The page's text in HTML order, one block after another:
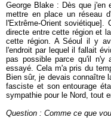
George Blake : Dès que j'en
mettre en place un réseau
l'Extrême-Orient
directe entre cette région et
cette région. A Séoul il y
l'endroit par lequel il fallait
pas possible parce qu'il n'y
essayé. Cela m'a pris du
Bien sûr, je devais connaître
fasciste et son entourage
sympathie pour le Nord, tout
Question : Comme ce que